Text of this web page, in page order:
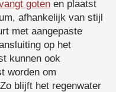
goten en plaatst
afhankelijk van stijl
met aangepaste
op het
kunnen ook
worden om
blijft het regenwater